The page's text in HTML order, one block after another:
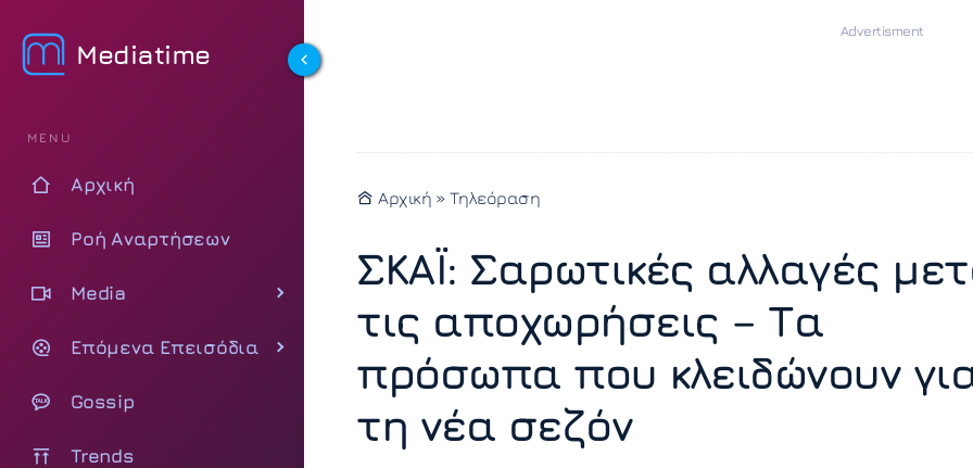
Mediatime
MENU
Αρχική
Ροή Αναρτήσεων
Media
Επόμενα Επεισόδια
Gossip
Trends
Αρχική » Τηλεόραση
ΣΚΑΪ: Σαρωτικές αλλαγές
τις αποχωρήσεις – Τα
πρόσωπα που κλειδώνουν
τη νέα σεζόν